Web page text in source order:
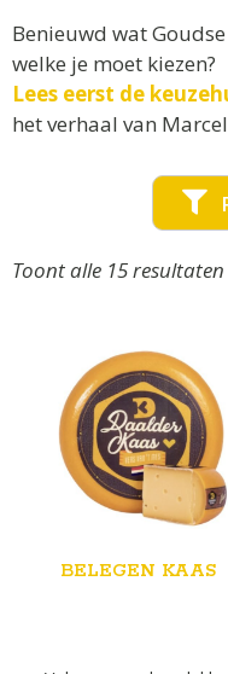
Benieuwd wat
welke je moet kiezen?
Lees eerst de
het verhaal van
Toont alle 15 resultaten
BELEGEN KAAS